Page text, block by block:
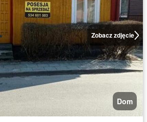
Zobacz zdjęcie
Dom